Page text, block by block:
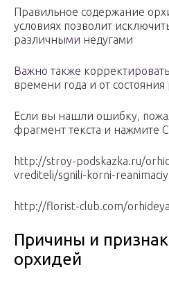
Правильное содержание
условиях позволит
различными недугами
Важно также
времени года и от состояния
Если вы нашли ошибку,
фрагмент текста и нажмите
http://stroy-podskazka.ru/
vrediteli/sgnili-korni-
http://florist-club.com/
Причины и
орхидей